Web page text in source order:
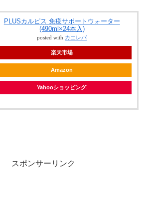
PLUSカルピス 免疫サポートウォーター
(490ml×24本入)
posted with カエレバ
楽天市場
Amazon
Yahooショッピング
スポンサーリンク